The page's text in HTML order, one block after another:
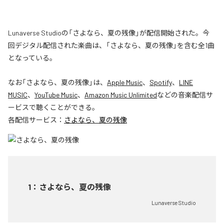
Lunaverse Studioの「さよなら、夏の残像」が配信開始された。今
回デジタル配信された楽曲は、「さよなら、夏の残像」を含む全1曲
となっている。
なお「さよなら、夏の残像」は、 Apple Music、 Spotify、 LINE
MUSIC、 YouTube Music、 Amazon Music Unlimitedなどの音楽配信サ
ービスで聴くことができる。
各配信サービス： さよなら、夏の残像
1 ： さよなら、夏の残像
Lunaverse Studio